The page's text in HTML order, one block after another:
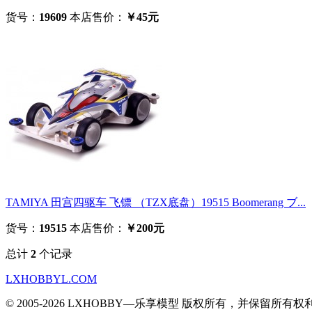
货号： 19609 本店售价： ￥45元
TAMIYA 田宫四驱车 飞镖 （TZX底盘）19515 Boomerang ブ...
货号： 19515 本店售价： ￥200元
总计 2 个记录
LXHOBBYL.COM
© 2005-2026 LXHOBBY—乐享模型 版权所有，并保留所有权